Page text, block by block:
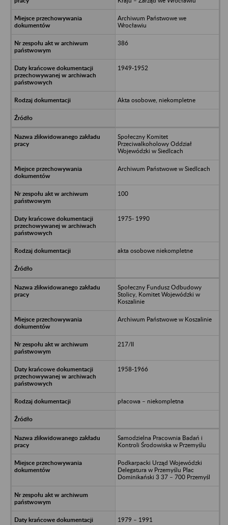
Archiwum Państwowe we
Wrocławiu
386
1949-1952
Akta osobowe, niekompletne
Społeczny Komitet
Przeciwalkoholowy Oddział
Wojewódzki w Siedlcach
Archiwum Państwowe w Siedlcach
100
1975- 1990
akta osobowe niekompletne
Społeczny Fundusz Odbudowy
Stolicy, Komitet Wojewódzki w
Koszalinie
Archiwum Państwowe w Koszalinie
217/II
1958-1966
płacowa – niekompletna
Samodzielna Pracownia Badań i
Kontroli Środowiska w Przemyślu
Podkarpacki Urząd Wojewódzki
Delegatura w Przemyślu Plac
Dominikański 3 37 – 700 Przemyśl
1979 – 1991